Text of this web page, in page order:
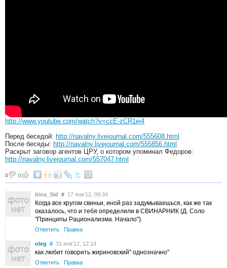
http://www.youtube.com/watch?v=ccE-zCR1ej4
Перед беседой: http://navalny.livejournal.com/555608.html
После беседы: http://navalny.livejournal.com/555856.html
Раскрыт заговор агентов ЦРУ, о котором упоминал Федоров:
http://navalny.livejournal.com/557047.html
0 0
Irina_Sid # 17 янв’12, 09:34
Когда все кругом свиньи, иной раз задумываешься, как же так
оказалось, что и тебя определили в СВИНАРНИК (Д. Соло
"Принципы Рационализма. Начало").
Ответить Правка
oleg # 31 янв’12, 12:14
как любит говорить жириновский" однозначно"
Ответить Правка